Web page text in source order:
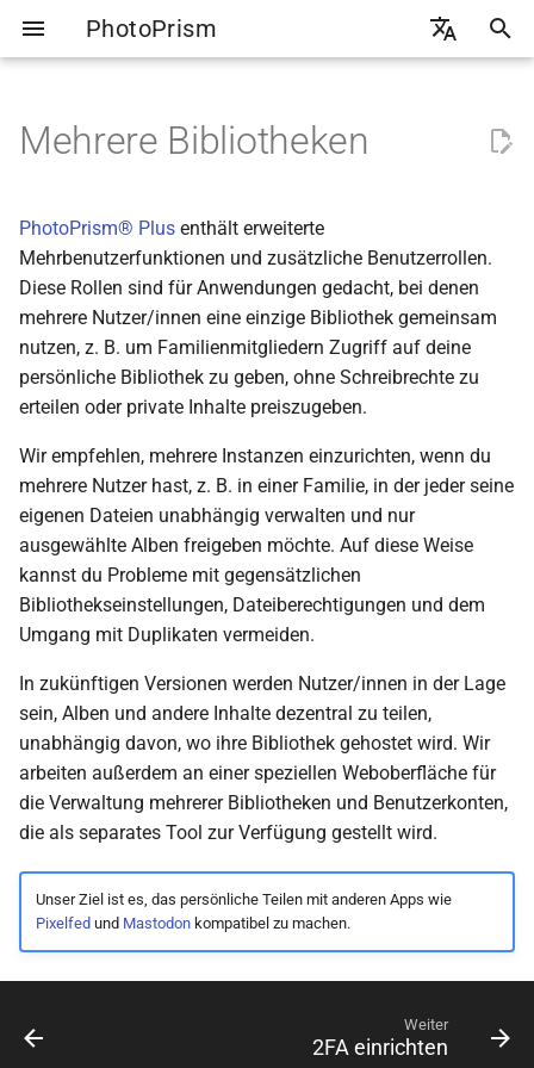
PhotoPrism
🇩🇪 Deutsch
e
w
r
i
n
i
t
i
a
l
i
s
t
Übersicht
Originale indexieren
Dateien importieren
Duplikaterkennung
Unterstützung von Metadaten
Web-Upload
WebDAV-Synchronisierung
Dateibrowser
Bereiche
Ansichten
Suchfilter verwenden
Alben
Personen
Kategorien
Archiv
Löschen
Privat
Überprüfen
Bildstapel
Metadaten bearbeiten
Info-Seitenleiste
Batch-Bearbeitung
Bilder drehen
Videos
Orte
Ereignisse
Linkfreigabe
Dateien hochladen
WebDAV Zugriff
Smartphones
Andere Apps
Dropbox
Allgemein
Inhalte
Sammlungen
Erweitert
Dienste
Konto
Einführung
Ollama Setup
Ollama Cloud
Ollama Modelle
OpenAI API
CLI Befehle
Backups erstellen
Backups wiederherstellen
Externer Speicher
Metadaten Export
Verzeichnis Übersicht
Google Photos
Apple Photos
Flickr
Mehrere Bibliotheken
PhotoPrism® Plus enthält erweiterte
Mehrbenutzerfunktionen und zusätzliche Benutzerrollen.
Diese Rollen sind für Anwendungen gedacht, bei denen
mehrere Nutzer/innen eine einzige Bibliothek gemeinsam
nutzen, z. B. um Familienmitgliedern Zugriff auf deine
persönliche Bibliothek zu geben, ohne Schreibrechte zu
erteilen oder private Inhalte preiszugeben.
Wir empfehlen, mehrere Instanzen einzurichten, wenn du
mehrere Nutzer hast, z. B. in einer Familie, in der jeder seine
eigenen Dateien unabhängig verwalten und nur
ausgewählte Alben freigeben möchte. Auf diese Weise
kannst du Probleme mit gegensätzlichen
Bibliothekseinstellungen, Dateiberechtigungen und dem
Umgang mit Duplikaten vermeiden.
In zukünftigen Versionen werden Nutzer/innen in der Lage
sein, Alben und andere Inhalte dezentral zu teilen,
unabhängig davon, wo ihre Bibliothek gehostet wird. Wir
arbeiten außerdem an einer speziellen Weboberfläche für
die Verwaltung mehrerer Bibliotheken und Benutzerkonten,
die als separates Tool zur Verfügung gestellt wird.
Unser Ziel ist es, das persönliche Teilen mit anderen Apps wie
Pixelfed und Mastodonkompatibel zu machen.
Weiter
2FA einrichten